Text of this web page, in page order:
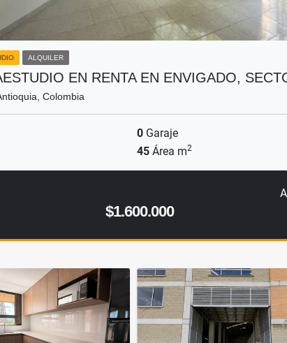
ALQUILER
EN RENTA EN ENVIGADO,
Colombia
0 Garaje
45 Área m2
$1.600.000